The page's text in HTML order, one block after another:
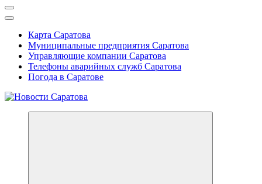
Карта Саратова
Муниципальные предприятия Саратова
Управляющие компании Саратова
Телефоны аварийных служб Саратова
Погода в Саратове